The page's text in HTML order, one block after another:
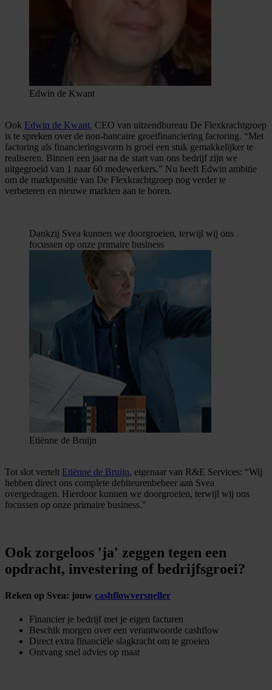
Edwin de Kwant
Ook Edwin de Kwant, CEO van uitzendbureau De Flexkrachtgroep
is te spreken over de non-bancaire groeifinanciering factoring. “Met
factoring als financieringsvorm is groei een stuk gemakkelijker te
realiseren. Binnen een jaar na de start van ons bedrijf zijn we
uitgegroeid van 1 naar 60 medewerkers.” Nu heeft Edwin ambitie
om de marktpositie van De Flexkrachtgroep nog verder te
verbeteren en nieuwe markten aan te boren.
Dankzij Svea kunnen we doorgroeien, terwijl wij ons
focussen op onze primaire business
Etiënne de Bruijn
Tot slot vertelt Etiënne de Bruijn, eigenaar van R&E Services: “Wij
hebben direct ons complete debiteurenbeheer aan Svea
overgedragen. Hierdoor kunnen we doorgroeien, terwijl wij ons
focussen op onze primaire business."
Ook zorgeloos 'ja' zeggen tegen een
opdracht, investering of bedrijfsgroei?
Reken op Svea: jouw cashflowversneller
Financier je bedrijf met je eigen facturen
Beschik morgen over een verantwoorde cashflow
Direct extra financiële slagkracht om te groeien
Ontvang snel advies op maat